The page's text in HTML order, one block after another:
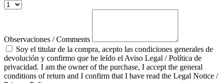
Observaciones / Comments
Soy el titular de la compra, acepto las condiciones generales de
devolución y confirmo que he leído el Aviso Legal / Política de
privacidad. I am the owner of the purchase, I accept the general
conditions of return and I confirm that I have read the Legal Notice /